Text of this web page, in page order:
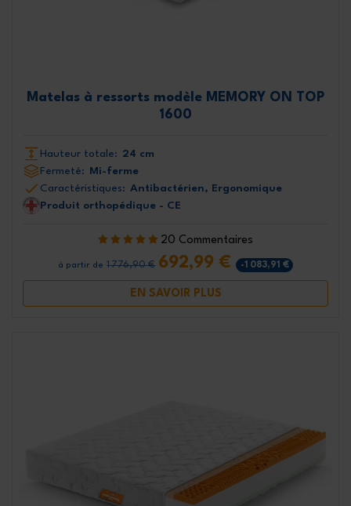
Matelas à ressorts modèle MEMORY ON TOP
1600
Hauteur totale: 24 cm
Fermeté:
Mi-ferme
Caractéristiques: Antibactérien, Ergonomique
Produit orthopédique - CE
20 Commentaires
à partir de 1 776,90 € 692,99 € -1 083,91 €
EN SAVOIR PLUS